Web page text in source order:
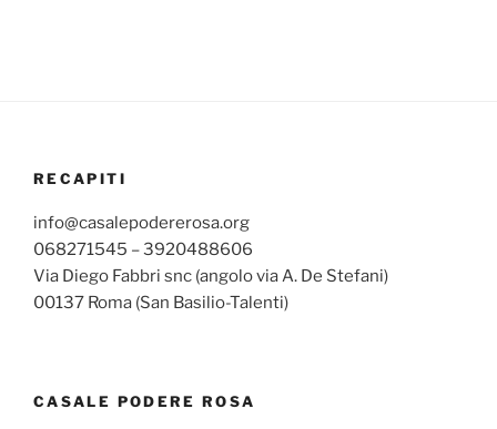
RECAPITI
info@casalepodererosa.org
068271545 – 3920488606
Via Diego Fabbri snc (angolo via A. De Stefani)
00137 Roma (San Basilio-Talenti)
CASALE PODERE ROSA